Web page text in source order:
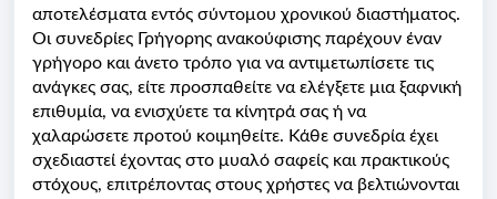
αποτελέσματα εντός σύντομου χρονικού διαστήματος.
Οι συνεδρίες Γρήγορης ανακούφισης παρέχουν έναν
γρήγορο και άνετο τρόπο για να αντιμετωπίσετε τις
ανάγκες σας, είτε προσπαθείτε να ελέγξετε μια ξαφνική
επιθυμία, να ενισχύετε τα κίνητρά σας ή να
χαλαρώσετε προτού κοιμηθείτε. Κάθε συνεδρία έχει
σχεδιαστεί έχοντας στο μυαλό σαφείς και πρακτικούς
στόχους, επιτρέποντας στους χρήστες να βελτιώνονται